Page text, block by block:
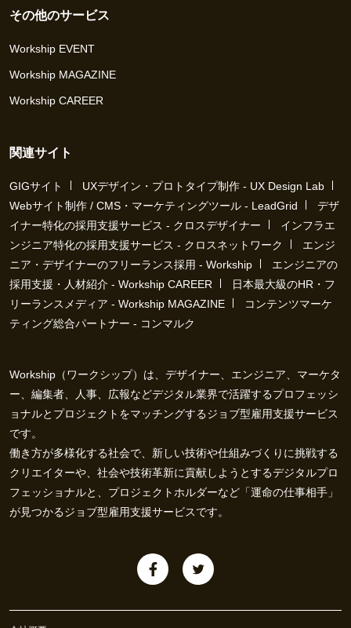
その他のサービス
Workship EVENT
Workship MAGAZINE
Workship CAREER
関連サイト
GIGサイト
UXデザイン・プロトタイプ制作 - UX Design Lab
Webサイト制作 / CMS・マーケティングツール - LeadGrid
デザ
イナー特化の採用支援サービス - クロスデザイナー
インフラエ
ンジニア特化の採用支援サービス - クロスネットワーク
エンジ
ニア・デザイナーのフリーランス採用 - Workship
エンジニアの
採用支援・人材紹介 - Workship CAREER
日本最大級のHR・フ
リーランスメディア - Workship MAGAZINE
コンテンツマーケ
ティング総合パートナー - コンマルク
Workship（ワークシップ）は、デザイナー、エンジニア、マーケタ
ー、編集者、人事、広報などデジタル業界で活躍するプロフェッシ
ョナルとプロジェクトをマッチングするジョブ型雇用支援サービス
です。
働き方が多様化する社会で、新しい技術や仕組みづくりに挑戦する
クリエイターや、社会や技術革新に貢献しようとするデジタルプロ
フェッショナルと、プロジェクトホルダーなど「運命の仕事相手」
が見つかるジョブ型雇用支援サービスです。